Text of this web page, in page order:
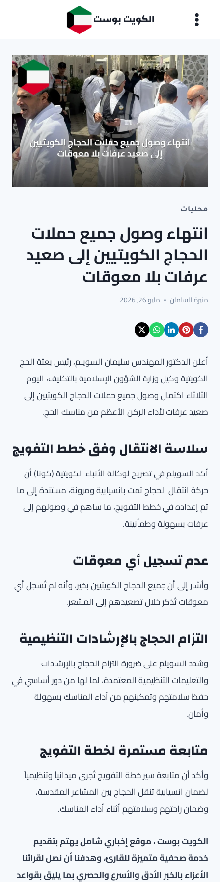
الكويت بوست
محليات
انتهاء وصول جميع حملات
الحجاج الكويتيين إلى صعيد
عرفات بلا معوقات
منيرة السلمان مايو 26, 2026
أعلن الدكتور المهندس سليمان السويلم، رئيس بعثة الحج
الكويتية وكيل وزارة الشؤون الإسلامية بالتكليف، اليوم
الثلاثاء اكتمال وصول جميع حملات الحجاج الكويتيين إلى
صعيد عرفات لأداء الركن الأعظم من مناسك الحج.
سلاسة الانتقال وفق خطط التفويج
أكد السويلم في تصريح لوكالة الأنباء الكويتية (كونا) أن
حركة انتقال الحجاج تمت بانسيابية ومرونة، مستندة إلى ما
تم إعداده في خطط التفويج، ما ساهم في وصولهم إلى
عرفات بسهولة وطمأنينة.
عدم تسجيل أي معوقات
وأشار إلى أن جميع الحجاج الكويتيين بخير، وأنه لم تُسجل أي
معوقات تُذكر خلال تصعيدهم إلى المشعر.
التزام الحجاج بالإرشادات التنظيمية
وشدد السويلم على ضرورة التزام الحجاج بالإرشادات
والتعليمات التنظيمية المعتمدة، لما لها من دور أساسي في
حفظ سلامتهم وتمكينهم من أداء المناسك بسهولة
وأمان.
متابعة مستمرة لخطة التفويج
وأكد أن متابعة سير خطة التفويج تُجرى ميدانياً وتنظيمياً
لضمان انسيابية تنقل الحجاج بين المشاعر المقدسة،
وضمان راحتهم وسلامتهم أثناء أداء المناسك.
الكويت بوست ، موقع إخباري شامل يهتم بتقديم
خدمة صحفية متميزة للقارئ، وهدفنا أن نصل لقرائنا
الأعزاء بالخبر الأدق والأسرع والحصري بما يليق بقواعد